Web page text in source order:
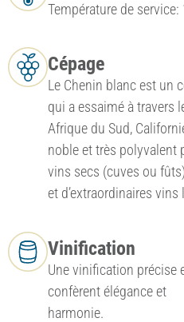
Température de service:
Cépage
Le Chenin blanc est un
qui a essaimé à travers
Afrique du Sud,
noble et très polyvalent
vins secs (cuves ou
et d’extraordinaires vins
Vinification
Une vinification précise
confèrent élégance et
harmonie.